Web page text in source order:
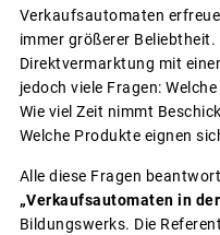
Verkaufsautomaten
immer größerer Beliebtheit.
Direktvermarktung mit
jedoch viele Fragen:
Wie viel Zeit nimmt
Welche Produkte eignen
Alle diese Fragen
„Verkaufsautomaten in
Bildungswerks. Die